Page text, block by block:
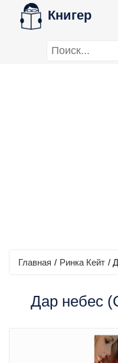
Книгер
Главная / Ринка Кейт /
Дар небес